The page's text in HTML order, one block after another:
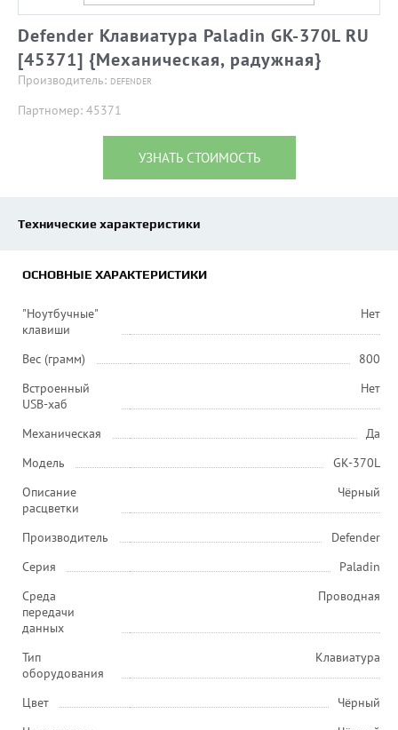
Defender Клавиатура Paladin GK-370L RU
[45371] {Механическая, радужная}
Производитель: DEFENDER
Партномер: 45371
УЗНАТЬ СТОИМОСТЬ
Технические характеристики
ОСНОВНЫЕ ХАРАКТЕРИСТИКИ
"Ноутбучные"
клавиши
Нет
Вес (грамм)
800
Встроенный
USB-хаб
Нет
Механическая
Да
Модель
GK-370L
Описание
расцветки
Чёрный
Производитель
Defender
Серия
Paladin
Среда
передачи
данных
Проводная
Тип
оборудования
Клавиатура
Цвет
Чёрный